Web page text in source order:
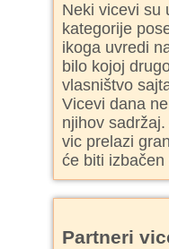
Neki vicevi su
kategorije
ikoga uvredi
bilo kojoj
vlasništvo
Vicevi dana
njihov
vic prelazi
će biti
Partneri